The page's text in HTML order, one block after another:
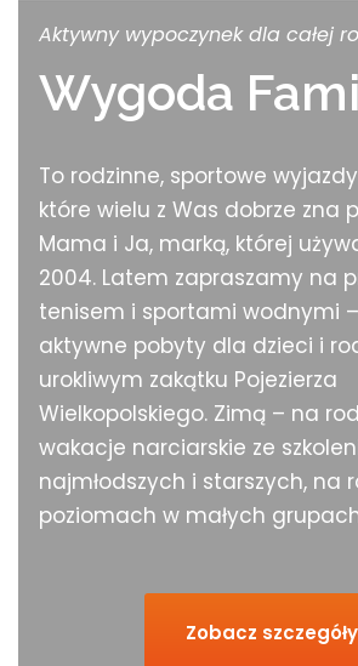
Aktywny wypoczynek dla całej
Wygoda
To rodzinne, sportowe
które wielu z Was dobrze zna
Mama i Ja, marką, której
2004. Latem zapraszamy na
tenisem i sportami wodnymi –
aktywne pobyty dla dzieci i
urokliwym zakątku Pojezierza
Wielkopolskiego. Zimą – na
wakacje narciarskie ze
najmłodszych i starszych, na
poziomach w małych grup
Zobacz szczegóły